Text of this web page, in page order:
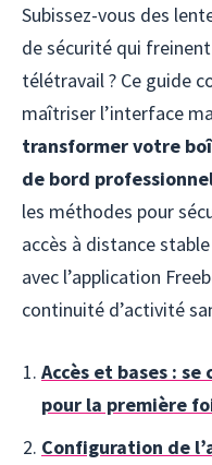
Subissez-vous des
de sécurité qui
télétravail ? Ce guide
maîtriser l’interface
transformer votre
de bord
les méthodes pour
accès à distance
avec l’application
continuité d’activité
Accès et bases :
pour la première
Configuration de